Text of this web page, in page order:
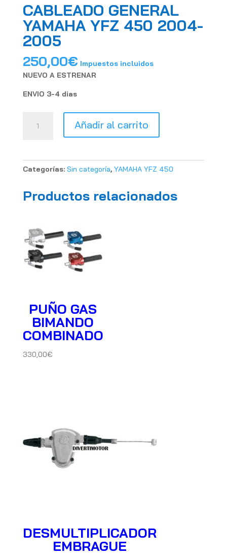
CABLEADO GENERAL
YAMAHA YFZ 450 2004-
2005
250,00€ Impuestos incluidos
NUEVO A ESTRENAR
ENVIO 3-4 dias
GENERAL
2004-
cantidad
Añadir al carrito
Categorías: Sin categoría, YAMAHA YFZ 450
Productos relacionados
PUÑO GAS
BIMANDO
COMBINADO
330,00€
DESMULTIPLICADOR
EMBRAGUE